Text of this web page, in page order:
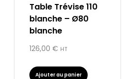
Table Trévise 110
blanche – Ø80
blanche
126,00 € HT
Ajouter au panier